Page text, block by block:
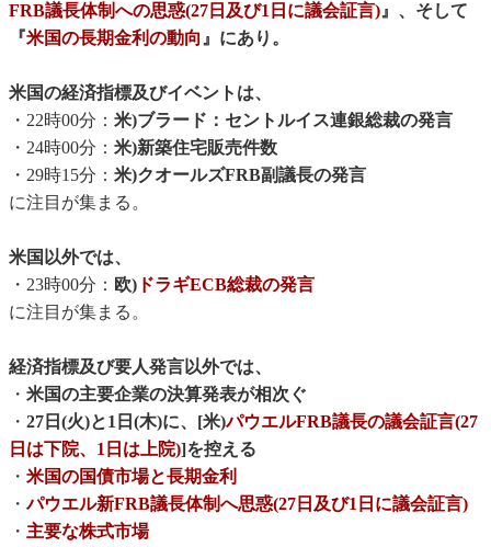
FRB議長体制への思惑(27日及び1日に議会証言)』、そして
『米国の長期金利の動向』にあり。
米国の経済指標及びイベントは、
・22時00分： 米)ブラード：セントルイス連銀総裁の発言
・24時00分： 米)新築住宅販売件数
・29時15分： 米)クオールズFRB副議長の発言
に注目が集まる。
米国以外では、
・23時00分： 欧) ドラギECB総裁の発言
に注目が集まる。
経済指標及び要人発言以外では、
・ 米国の主要企業の決算発表が相次ぐ
・ 27日(火)と1日(木)に、[米)パウエルFRB議長の議会証言(27
日は下院、1日は上院)]を控える
・ 米国の国債市場と長期金利
・パウエル新FRB議長体制へ思惑(27日及び1日に議会証言)
・ 主要な株式市場